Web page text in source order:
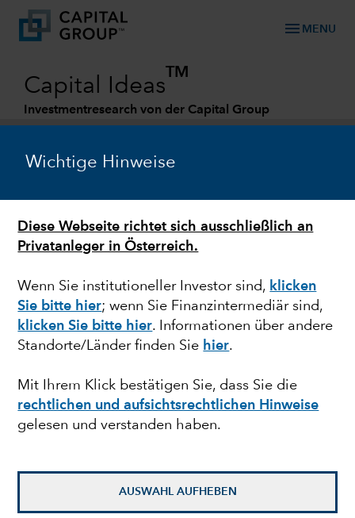
Wichtige Hinweise
Diese Webseite richtet sich ausschließlich an
Privatanleger in Österreich.
Wenn Sie institutioneller Investor sind, klicken
Sie bitte hier; wenn Sie Finanzintermediär sind,
klicken Sie bitte hier. Informationen über andere
Standorte/Länder finden Sie hier.
Mit Ihrem Klick bestätigen Sie, dass Sie die
rechtlichen und aufsichtsrechtlichen Hinweise
gelesen und verstanden haben.
AUSWAHL AUFHEBEN
menu MENU
Capital Ideas
TM
Investmentresearch von der Capital Group
ANLEIHEN
Konstruktiverer
Ausblick für
Unternehmensanleihen,
weiterhin geboten